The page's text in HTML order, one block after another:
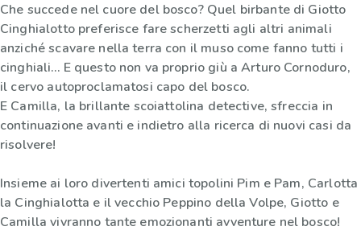
Che succede nel cuore del bosco? Quel birbante di Giotto
Cinghialotto preferisce fare scherzetti agli altri animali
anziché scavare nella terra con il muso come fanno tutti i
cinghiali… E questo non va proprio giù a Arturo Cornoduro,
il cervo autoproclamatosi capo del bosco.
E Camilla, la brillante scoiattolina detective, sfreccia in
continuazione avanti e indietro alla ricerca di nuovi casi da
risolvere!
Insieme ai loro divertenti amici topolini Pim e Pam, Carlotta
la Cinghialotta e il vecchio Peppino della Volpe, Giotto e
Camilla vivranno tante emozionanti avventure nel bosco!